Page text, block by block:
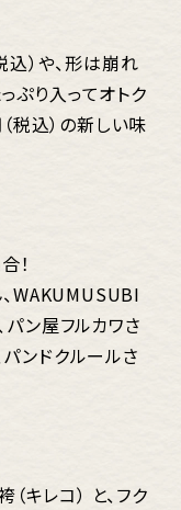
）や、形は崩れ
ぷり入ってオトク
税込）の新しい味
！
WAKUMUSUBI
パン屋フルカワさ
パンドクルールさ
キレコ） と、フク